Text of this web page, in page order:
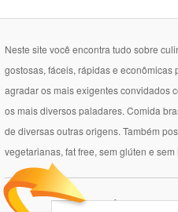
Neste site você encontra tudo sobre
gostosas, fáceis, rápidas e econômicas
agradar os mais exigentes convidados
os mais diversos paladares. Comida
de diversas outras origens. Também
vegetarianas, fat free, sem glúten e
Política de